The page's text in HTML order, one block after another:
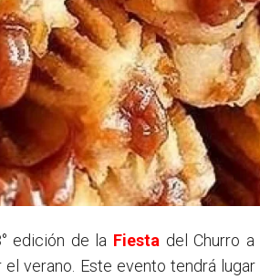
edición de la Fiesta del Churro
verano. Este evento tendrá